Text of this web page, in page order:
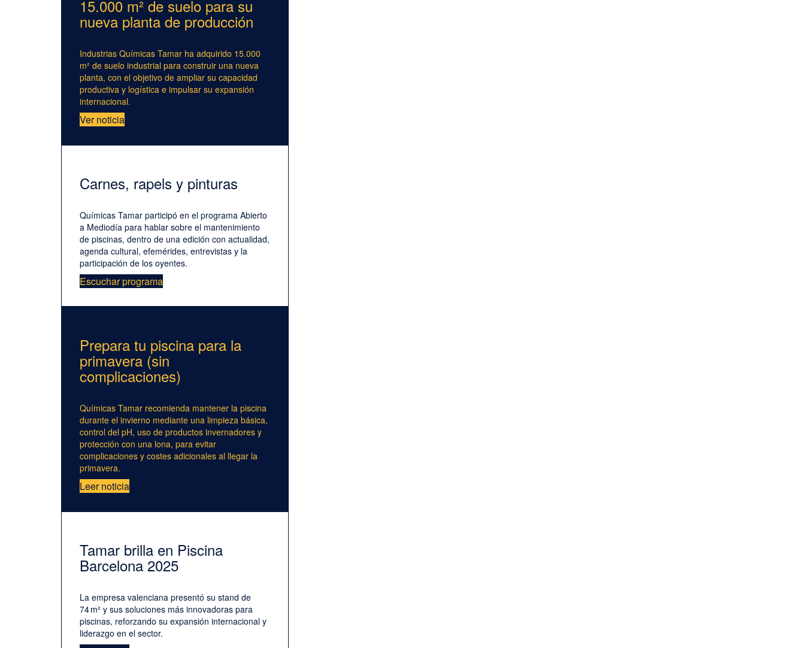
15.000 m² de suelo para su
nueva planta de producción
Industrias Químicas Tamar ha adquirido 15.000
m² de suelo industrial para construir una nueva
planta, con el objetivo de ampliar su capacidad
productiva y logística e impulsar su expansión
internacional.
Ver noticia
Carnes, rapels y pinturas
Químicas Tamar participó en el programa Abierto
a Mediodía para hablar sobre el mantenimiento
de piscinas, dentro de una edición con actualidad,
agenda cultural, efemérides, entrevistas y la
participación de los oyentes.
Escuchar programa
Prepara tu piscina para la
primavera (sin
complicaciones)
Químicas Tamar recomienda mantener la piscina
durante el invierno mediante una limpieza básica,
control del pH, uso de productos invernadores y
protección con una lona, para evitar
complicaciones y costes adicionales al llegar la
primavera.
Leer noticia
Tamar brilla en Piscina
Barcelona 2025
La empresa valenciana presentó su stand de
74 m² y sus soluciones más innovadoras para
piscinas, reforzando su expansión internacional y
liderazgo en el sector.